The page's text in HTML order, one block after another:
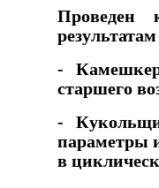
Проведен
-
старшего
-
параметры
в